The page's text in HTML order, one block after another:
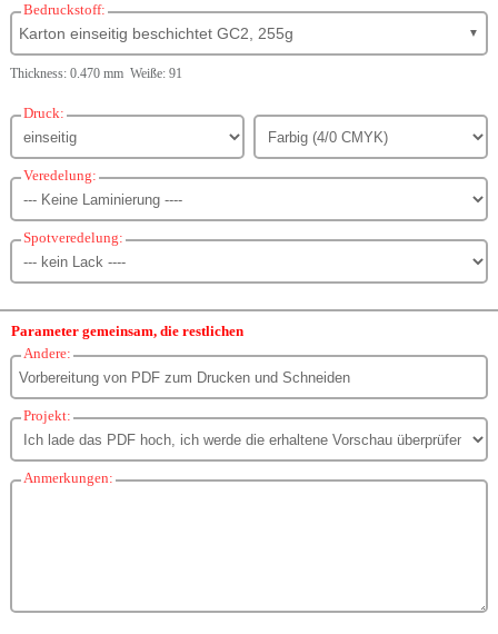
Bedruckstoff:
Karton einseitig beschichtet GC2, 255g ▼
Thickness: 0.470 mm Weiße: 91
Druck:
Veredelung:
Spotveredelung:
Parameter gemeinsam, die restlichen
Andere:
Projekt:
Anmerkungen: